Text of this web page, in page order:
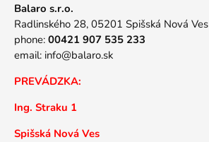
Balaro s.r.o.
Radlinského 28, 05201 Spišská Nová Ves
phone: 00421 907 535 233
email: info@balaro.sk
PREVÁDZKA:
Ing. Straku 1
Spišská Nová Ves